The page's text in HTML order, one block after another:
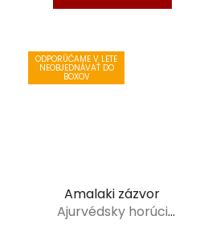
ODPORÚČAME V LETE
NEOBJEDNÁVAŤ DO
BOXOV
Amalaki zázvor
Ajurvédsky horúci